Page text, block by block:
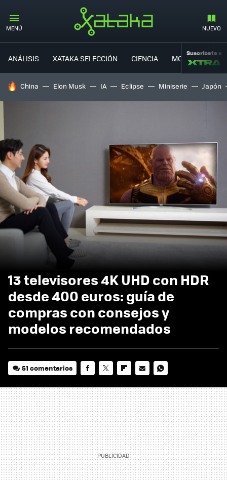
MENÚ NUEVO
ANÁLISIS XATAKA SELECCIÓN CIENCIA MOVILIDAD
Suscríbete a
HOY SE HABLA DE
China Elon Musk IA Eclipse Miniserie Japón
13 televisores 4K UHD con HDR
desde 400 euros: guía de
compras con consejos y
modelos recomendados
51 comentarios
MAIL